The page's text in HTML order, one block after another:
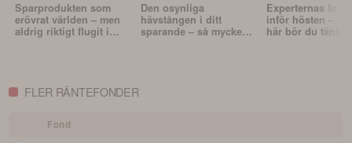
Sparprodukten som
erövrat världen – men
aldrig riktigt flugit i
Den osynliga
hävstången i ditt
sparande – så mycket
Experternas
inför hösten –
här bör du tänka
FLER RÄNTEFONDER
Fond